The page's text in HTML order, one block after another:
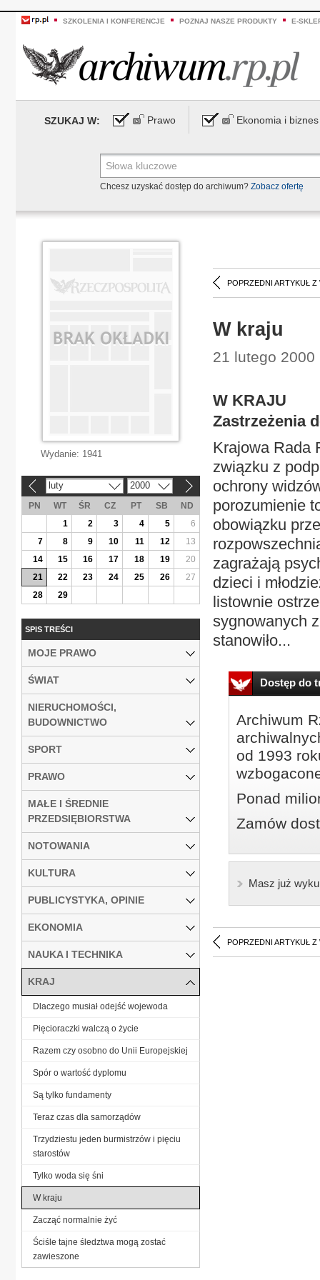
SZKOLENIA I KONFERENCJE POZNAJ NASZE PRODUKTY E-
SZUKAJ W: Prawo Ekonomia i biznes
Chcesz uzyskać dostęp do archiwum? Zobacz ofertę
POPRZEDNI ARTYKUŁ Z
W kraju
21 lutego 2000
W KRAJU
Zastrzeżenia
Krajowa Rada
związku z
ochrony
porozumienie
obowiązku
zagrażają
dzieci i
listownie
sygnowanych
stanowiło...
Dostęp do
Archiwum
od 1993
Ponad
Zamów
Masz już
POPRZEDNI ARTYKUŁ Z
Wydanie: 1941
luty 2000
PN WT ŚR CZ PT SB
ND
1
2 3 4 5
6
7
8 9 10 11 12
13
14
15 16 17 18 19
20
21
22 23 24 25 26
27
28
29
SPIS TREŚCI
MOJE PRAWO
ŚWIAT
NIERUCHOMOŚCI,
BUDOWNICTWO
SPORT
PRAWO
MAŁE I ŚREDNIE
PRZEDSIĘBIORSTWA
NOTOWANIA
KULTURA
PUBLICYSTYKA, OPINIE
EKONOMIA
NAUKA I TECHNIKA
KRAJ
Dlaczego musiał odejść wojewoda
Pięcioraczki walczą o życie
Razem czy osobno do Unii Europejskiej
Spór o wartość dyplomu
Są tylko fundamenty
Teraz czas dla samorządów
Trzydziestu jeden burmistrzów i pięciu
starostów
Tylko woda się śni
W kraju
Zacząć normalnie żyć
Ściśle tajne śledztwa mogą zostać
zawieszone